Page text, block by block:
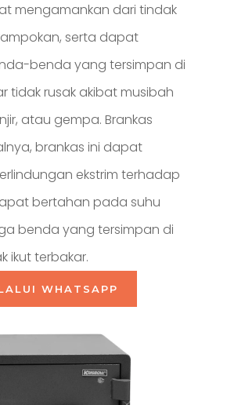
mengamankan dari tindak
serta dapat
benda yang tersimpan di
tidak rusak akibat musibah
atau gempa. Brankas
brankas ini dapat
ekstrim terhadap
bertahan pada suhu
benda yang tersimpan di
ikut terbakar.
WHATSAPP